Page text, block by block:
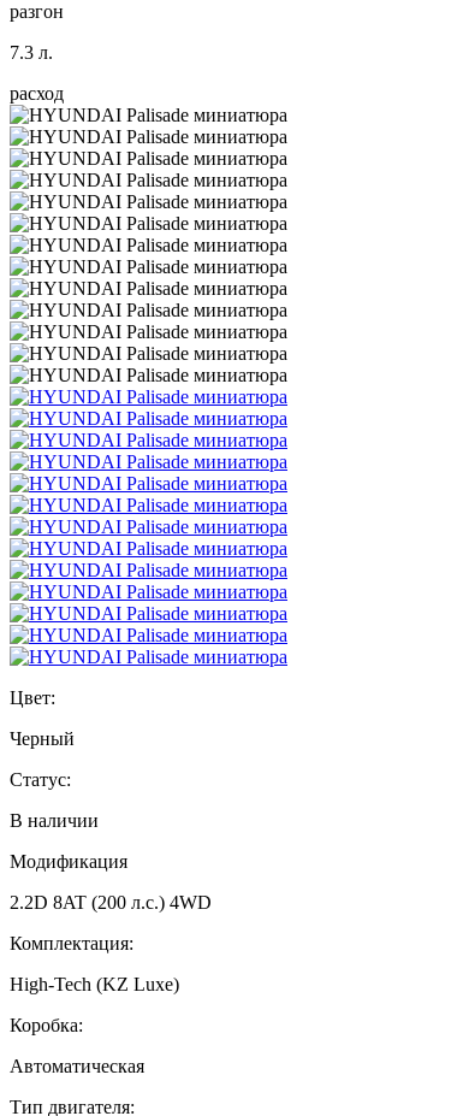
разгон
7.3 л.
расход
Цвет:
Черный
Статус:
В наличии
Модификация
2.2D 8AT (200 л.с.) 4WD
Комплектация:
High-Tech (KZ Luxe)
Коробка:
Автоматическая
Тип двигателя: